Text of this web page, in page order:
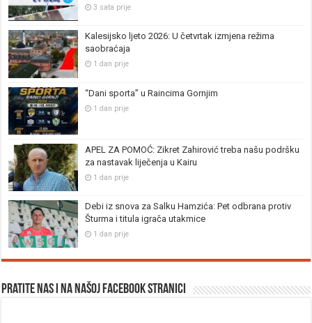
3 sata prije
Kalesijsko ljeto 2026: U četvrtak izmjena režima
saobraćaja
1 dan prije
“Dani sporta” u Raincima Gornjim
1 dan prije
APEL ZA POMOĆ: Zikret Zahirović treba našu podršku
za nastavak liječenja u Kairu
1 dan prije
Debi iz snova za Salku Hamzića: Pet odbrana protiv
Šturma i titula igrača utakmice
1 dan prije
Pratite nas i na našoj facebook stranici